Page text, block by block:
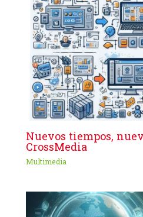
Nuevos tiempos,
CrossMedia
Multimedia